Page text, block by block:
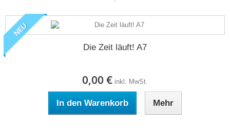
NEU
Die Zeit läuft! A7
0,00 € inkl. MwSt.
In den Warenkorb Mehr